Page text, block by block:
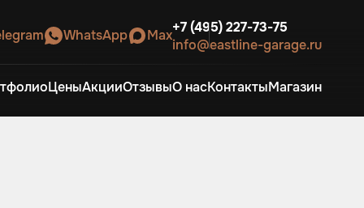
WhatsApp Max+7 (495) 227-73-75
info@eastline-garage.ru
ЦеныАкцииОтзывыО насКонтактыМагазин